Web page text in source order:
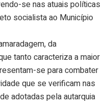
se nas atuais políticas
socialista ao Município
da
tanto caracteriza a maior
se para combater
que se verificam nas
adotadas pela autarquia